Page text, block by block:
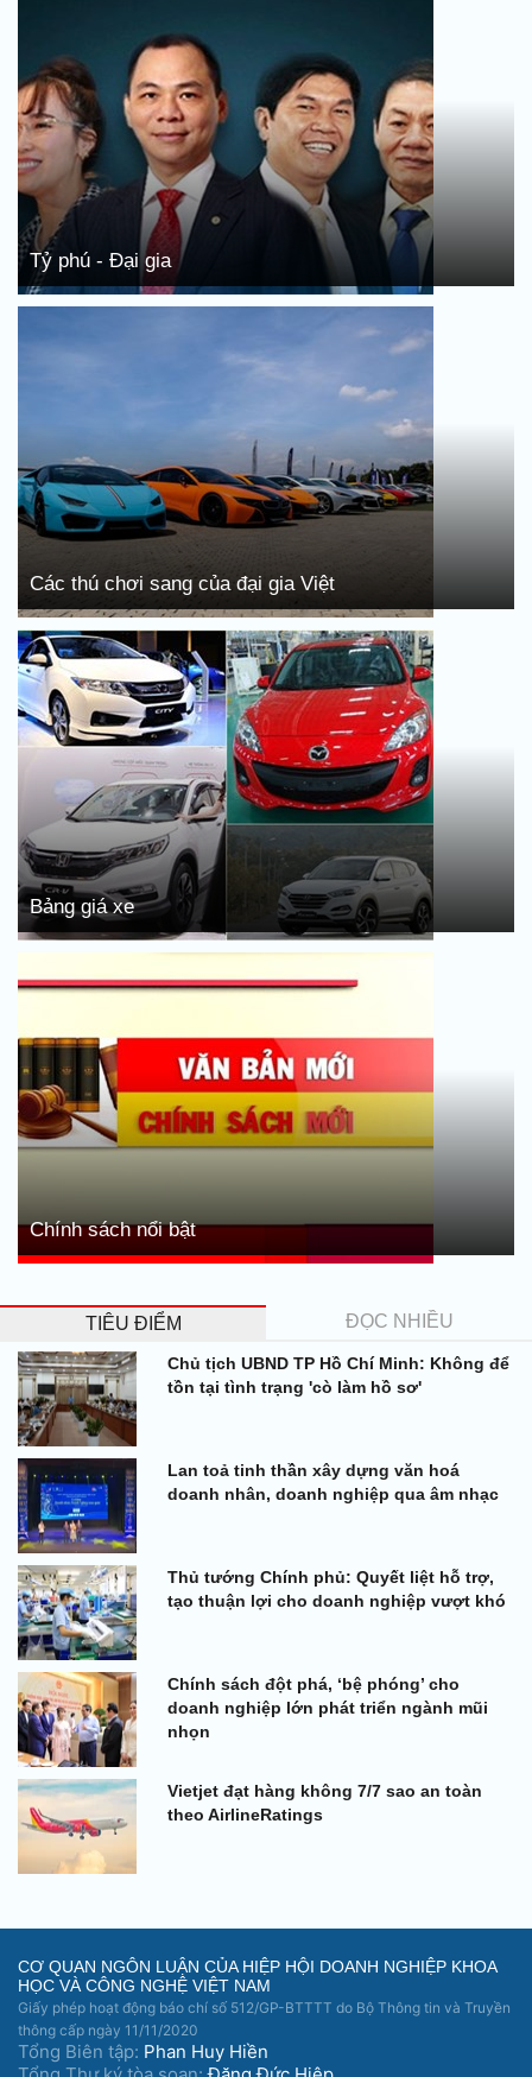
Tỷ phú - Đại gia
Các thú chơi sang của đại gia Việt
Bảng giá xe
Chính sách nổi bật
TIÊU ĐIỂM ĐỌC NHIỀU
Chủ tịch UBND TP Hồ Chí Minh: Không để
tồn tại tình trạng 'cò làm hồ sơ'
Lan toả tinh thần xây dựng văn hoá
doanh nhân, doanh nghiệp qua âm nhạc
Thủ tướng Chính phủ: Quyết liệt hỗ trợ,
tạo thuận lợi cho doanh nghiệp vượt khó
Chính sách đột phá, ‘bệ phóng’ cho
doanh nghiệp lớn phát triển ngành mũi
nhọn
Vietjet đạt hàng không 7/7 sao an toàn
theo AirlineRatings
CƠ QUAN NGÔN LUẬN CỦA HIỆP HỘI DOANH NGHIỆP KHOA
HỌC VÀ CÔNG NGHỆ VIỆT NAM
Giấy phép hoạt động báo chí số 512/GP-BTTTT do Bộ Thông tin và Truyền
thông cấp ngày 11/11/2020
Tổng Biên tập: Phan Huy Hiền